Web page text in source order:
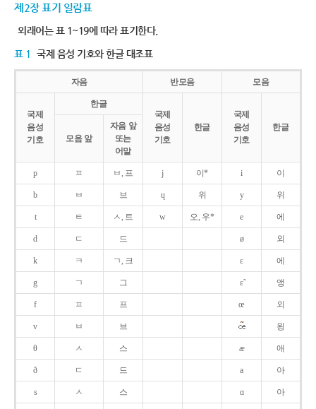
제2장 표기 일람표
외래어는 표 1~19에 따라 표기한다.
표 1 국제 음성 기호와 한글 대조표
자음 반모음 모음
국제
음성
기호
한글
국제
음성
기호
한글
국제
음성
기호
한글
모음 앞
자음 앞
또는
어말
p ㅍ ㅂ, 프 j 이* i 이
b ㅂ 브 ɥ 위 y 위
t ㅌ ㅅ, 트 w 오, 우* e 에
d ㄷ 드 ø 외
k ㅋ ㄱ, 크 ɛ 에
g ㄱ 그 ɛ̃ 앵
f ㅍ 프 œ 외
v ㅂ 브 욍
θ ㅅ 스 æ 애
ð ㄷ 드 a 아
s ㅅ 스 ɑ 아